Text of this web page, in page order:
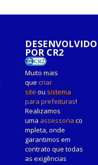
DESENVOLVIDO
POR CR2
Muito mais
que criar
site ou sistema
para prefeituras!
Realizamos
uma assessoria co
mpleta, onde
garantimos em
contrato que todas
as exigências